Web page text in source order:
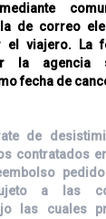
de correo
el viajero. La
la agencia
fecha de
de
contratados
a las
las cuales